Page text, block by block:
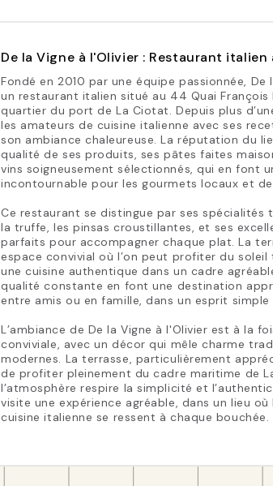
De la Vigne à l'Olivier : Restaurant italien
Fondé en 2010 par une équipe passionnée, De
un restaurant italien situé au 44 Quai François
quartier du port de La Ciotat. Depuis plus
les amateurs de cuisine italienne avec ses
son ambiance chaleureuse. La réputation du
qualité de ses produits, ses pâtes faites
vins soigneusement sélectionnés, qui en font
incontournable pour les gourmets locaux et de
Ce restaurant se distingue par ses spécialités
la truffe, les pinsas croustillantes, et ses
parfaits pour accompagner chaque plat. La
espace convivial où l’on peut profiter du
une cuisine authentique dans un cadre
qualité constante en font une destination
entre amis ou en famille, dans un esprit
L’ambiance de De la Vigne à l'Olivier est à la
conviviale, avec un décor qui mêle charme
modernes. La terrasse, particulièrement
de profiter pleinement du cadre maritime de
l’atmosphère respire la simplicité et
visite une expérience agréable, dans un lieu
cuisine italienne se ressent à chaque bouchée.